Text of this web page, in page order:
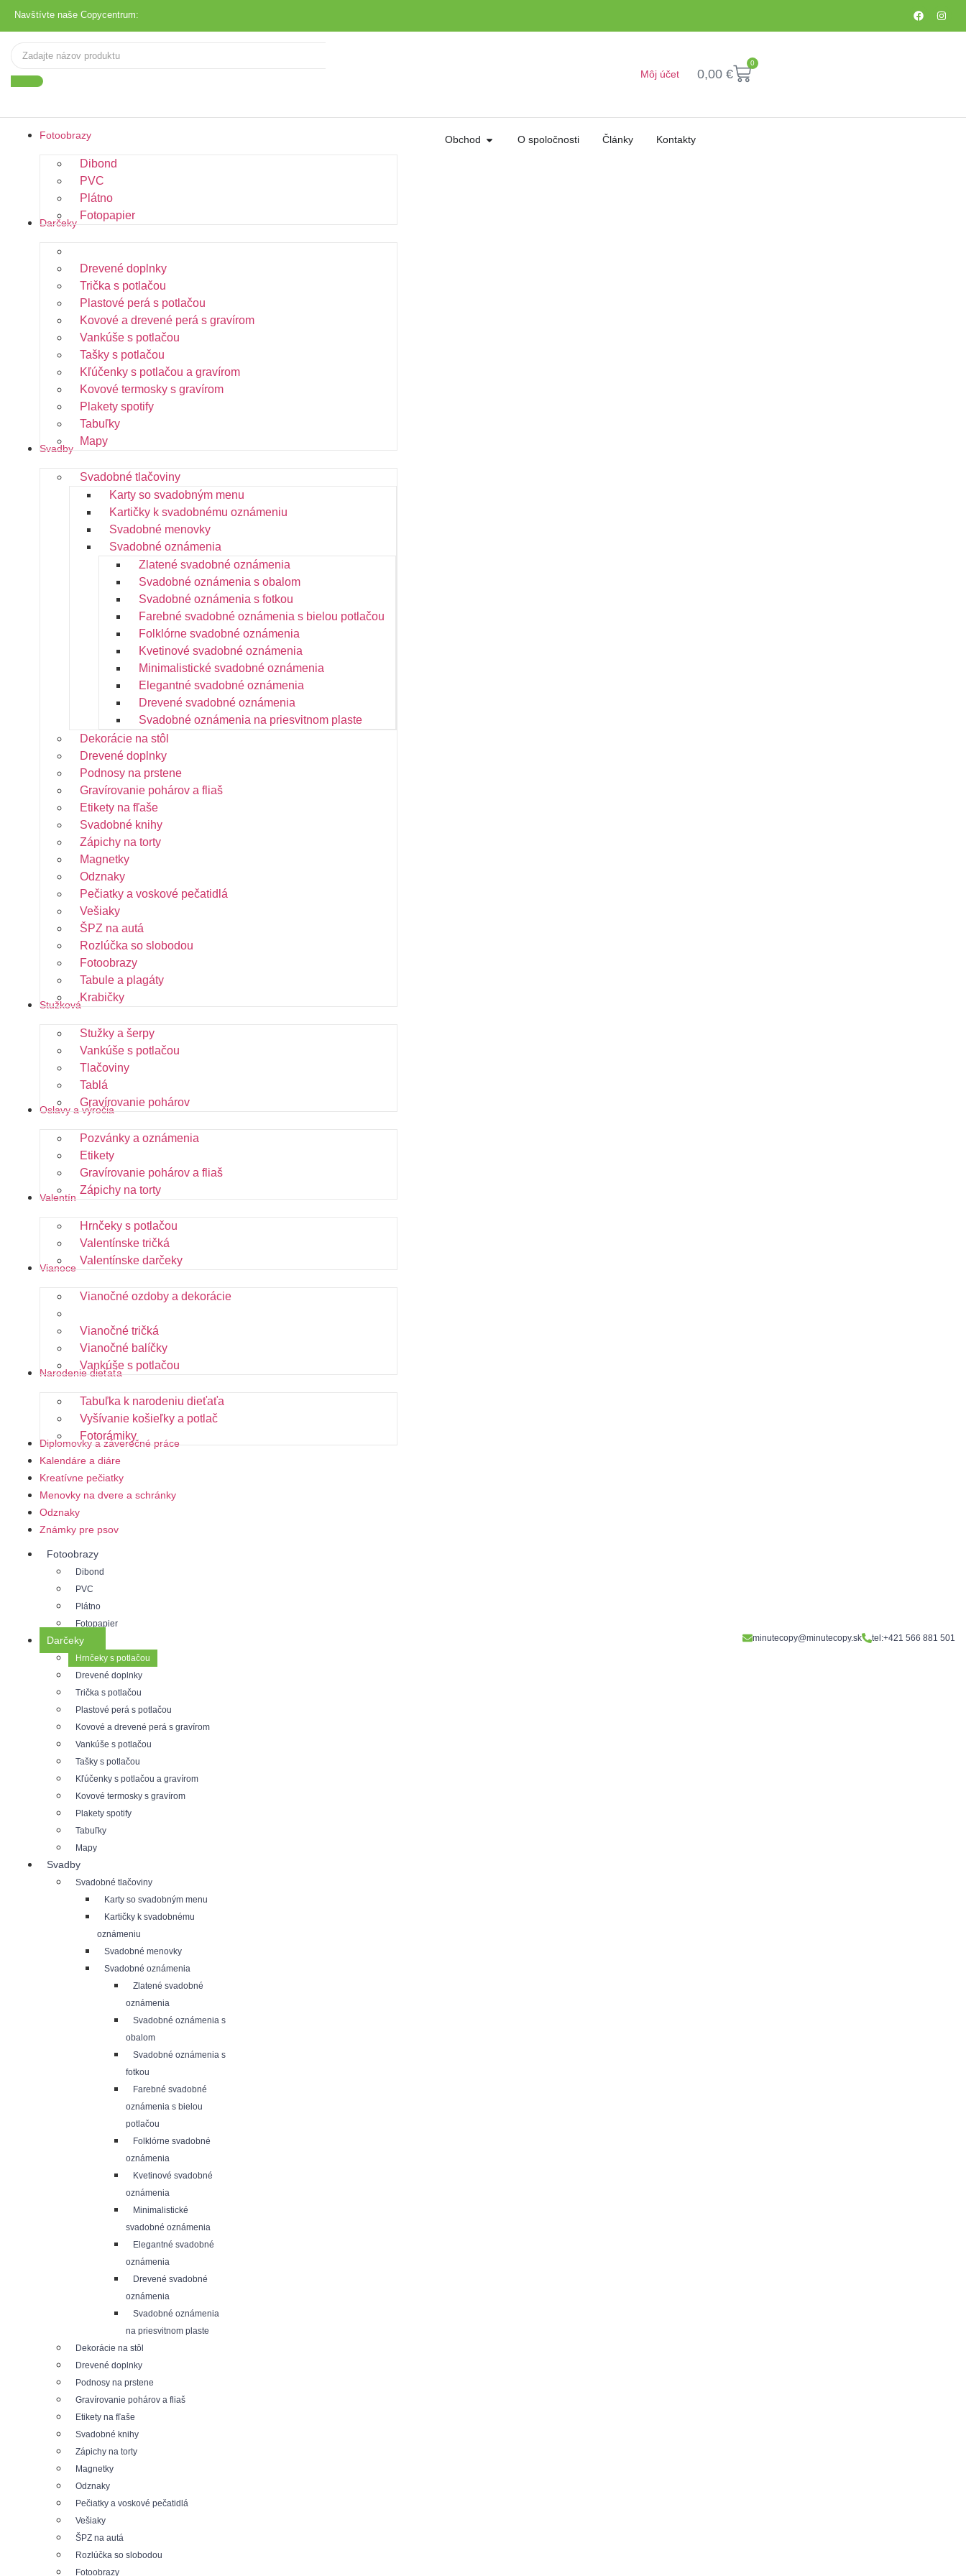
Navštívte naše Copycentrum:
Môj účet 0,00 €
0
Fotoobrazy
Dibond
PVC
Plátno
Fotopapier
Darčeky
Drevené doplnky
Trička s potlačou
Plastové perá s potlačou
Kovové a drevené perá s gravírom
Vankúše s potlačou
Tašky s potlačou
Kľúčenky s potlačou a gravírom
Kovové termosky s gravírom
Plakety spotify
Tabuľky
Mapy
Svadby
Svadobné tlačoviny
Karty so svadobným menu
Kartičky k svadobnému oznámeniu
Svadobné menovky
Svadobné oznámenia
Zlatené svadobné oznámenia
Svadobné oznámenia s obalom
Svadobné oznámenia s fotkou
Farebné svadobné oznámenia s bielou potlačou
Folklórne svadobné oznámenia
Kvetinové svadobné oznámenia
Minimalistické svadobné oznámenia
Elegantné svadobné oznámenia
Drevené svadobné oznámenia
Svadobné oznámenia na priesvitnom plaste
Dekorácie na stôl
Drevené doplnky
Podnosy na prstene
Gravírovanie pohárov a fliaš
Etikety na fľaše
Svadobné knihy
Zápichy na torty
Magnetky
Odznaky
Pečiatky a voskové pečatidlá
Vešiaky
ŠPZ na autá
Rozlúčka so slobodou
Fotoobrazy
Tabule a plagáty
Krabičky
Stužková
Stužky a šerpy
Vankúše s potlačou
Tlačoviny
Tablá
Gravírovanie pohárov
Oslavy a výročia
Pozvánky a oznámenia
Etikety
Gravírovanie pohárov a fliaš
Zápichy na torty
Valentín
Hrnčeky s potlačou
Valentínske tričká
Valentínske darčeky
Vianoce
Vianočné ozdoby a dekorácie
Vianočné tričká
Vianočné balíčky
Vankúše s potlačou
Narodenie dieťaťa
Tabuľka k narodeniu dieťaťa
Vyšívanie košieľky a potlač
Fotorámiky
Diplomovky a záverečné práce
Kalendáre a diáre
Kreatívne pečiatky
Menovky na dvere a schránky
Odznaky
Známky pre psov
Fotoobrazy
Dibond
PVC
Plátno
Fotopapier
Darčeky
Hrnčeky s potlačou
Drevené doplnky
Trička s potlačou
Plastové perá s potlačou
Kovové a drevené perá s gravírom
Vankúše s potlačou
Tašky s potlačou
Kľúčenky s potlačou a gravírom
Kovové termosky s gravírom
Plakety spotify
Tabuľky
Mapy
Svadby
Svadobné tlačoviny
Karty so svadobným menu
Kartičky k svadobnému
oznámeniu
Svadobné menovky
Svadobné oznámenia
Zlatené svadobné
oznámenia
Svadobné oznámenia s
obalom
Svadobné oznámenia s
fotkou
Farebné svadobné
oznámenia s bielou
potlačou
Folklórne svadobné
oznámenia
Kvetinové svadobné
oznámenia
Minimalistické
svadobné oznámenia
Elegantné svadobné
oznámenia
Drevené svadobné
oznámenia
Svadobné oznámenia
na priesvitnom plaste
Dekorácie na stôl
Drevené doplnky
Podnosy na prstene
Gravírovanie pohárov a fliaš
Etikety na fľaše
Svadobné knihy
Zápichy na torty
Magnetky
Odznaky
Pečiatky a voskové pečatidlá
Vešiaky
ŠPZ na autá
Rozlúčka so slobodou
Fotoobrazy
Obchod O spoločnosti Články Kontakty
minutecopy@minutecopy.sk tel:+421 566 881 501